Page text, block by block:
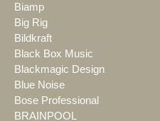
Biamp
Big Rig
Bildkraft
Black Box Music
Blackmagic Design
Blue Noise
Bose Professional
BRAINPOOL